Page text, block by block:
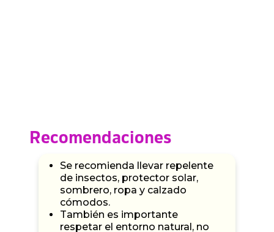
Recomendaciones
Se recomienda llevar repelente
de insectos, protector solar,
sombrero, ropa y calzado
cómodos.
También es importante
respetar el entorno natural, no